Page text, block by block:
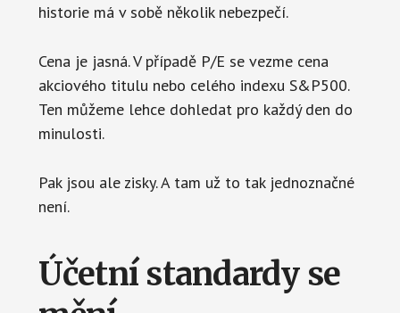
historie má v sobě několik nebezpečí.
Cena je jasná. V případě P/E se vezme cena
akciového titulu nebo celého indexu S&P500.
Ten můžeme lehce dohledat pro každý den do
minulosti.
Pak jsou ale zisky. A tam už to tak jednoznačné
není.
Účetní standardy se